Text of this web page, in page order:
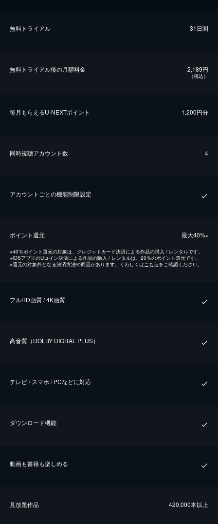
無料トライアル 31日間
無料トライアル後の⽉額料金 2,189円
（税込）
毎⽉もらえるU-NEXTポイント 1,200円分
同時視聴アカウント数 4
アカウントごとの機能制限設定
ポイント還元 最⼤40%※
※40％ポイント還元の対象は、クレジットカード決済による作品の購入 / レンタルです。
※iOSアプリのUコイン決済による作品の購入 / レンタルは、20％のポイント還元です。
※還元の対象外となる決済方法や商品があります。くわしくはこちらをご確認ください。
フルHD画質 / 4K画質
⾼⾳質（DOLBY DIGITAL PLUS）
テレビ / スマホ / PCなどに対応
ダウンロード機能
動画も書籍も楽しめる
⾒放題作品 420,000本以上